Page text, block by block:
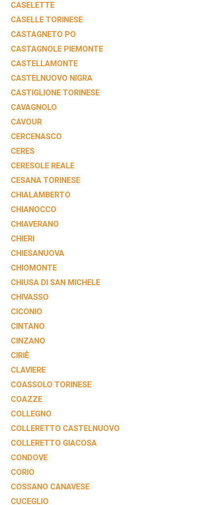
CASELETTE
CASELLE TORINESE
CASTAGNETO PO
CASTAGNOLE PIEMONTE
CASTELLAMONTE
CASTELNUOVO NIGRA
CASTIGLIONE TORINESE
CAVAGNOLO
CAVOUR
CERCENASCO
CERES
CERESOLE REALE
CESANA TORINESE
CHIALAMBERTO
CHIANOCCO
CHIAVERANO
CHIERI
CHIESANUOVA
CHIOMONTE
CHIUSA DI SAN MICHELE
CHIVASSO
CICONIO
CINTANO
CINZANO
CIRIÈ
CLAVIERE
COASSOLO TORINESE
COAZZE
COLLEGNO
COLLERETTO CASTELNUOVO
COLLERETTO GIACOSA
CONDOVE
CORIO
COSSANO CANAVESE
CUCEGLIO